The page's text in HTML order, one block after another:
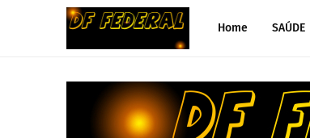
Home SAÚDE